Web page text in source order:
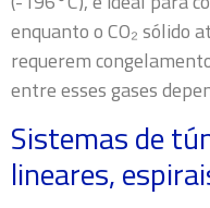
enquanto o CO₂ sólido
requerem
entre esses gases
Sistemas de
lineares,